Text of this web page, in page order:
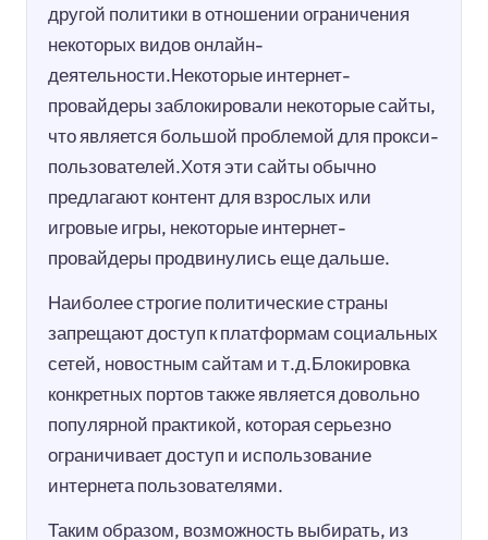
другой политики в отношении ограничения
некоторых видов онлайн-
деятельности.Некоторые интернет-
провайдеры заблокировали некоторые сайты,
что является большой проблемой для прокси-
пользователей.Хотя эти сайты обычно
предлагают контент для взрослых или
игровые игры, некоторые интернет-
провайдеры продвинулись еще дальше.
Наиболее строгие политические страны
запрещают доступ к платформам социальных
сетей, новостным сайтам и т.д.Блокировка
конкретных портов также является довольно
популярной практикой, которая серьезно
ограничивает доступ и использование
интернета пользователями.
Таким образом, возможность выбирать, из